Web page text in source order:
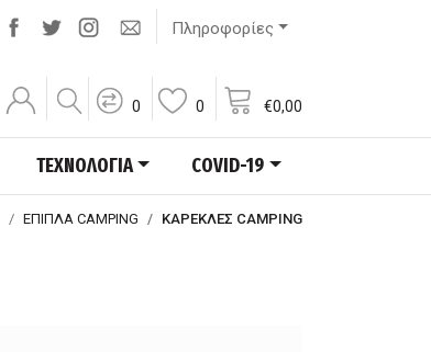
Πληροφορίες
0 0 €0,00
ΤΕΧΝΟΛΟΓΙΑ COVID-19
ΕΠΙΠΛΑ CAMPING ΚΑΡΕΚΛΕΣ CAMPING